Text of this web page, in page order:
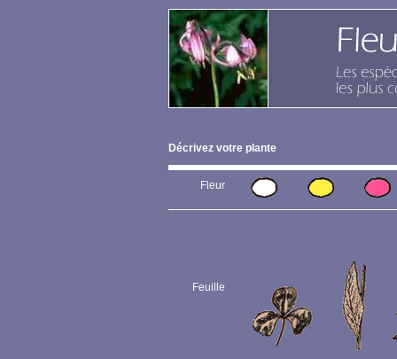
Décrivez votre plante
Fleur
Feuille